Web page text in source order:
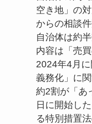
空き地」の
からの相談
自治体は約
内容は「売
2024年4月
義務化」に
約2割が「あ
日に開始し
る特別措置